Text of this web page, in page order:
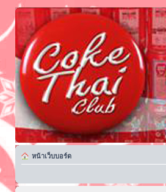
หน้าเว็บบอร์ด